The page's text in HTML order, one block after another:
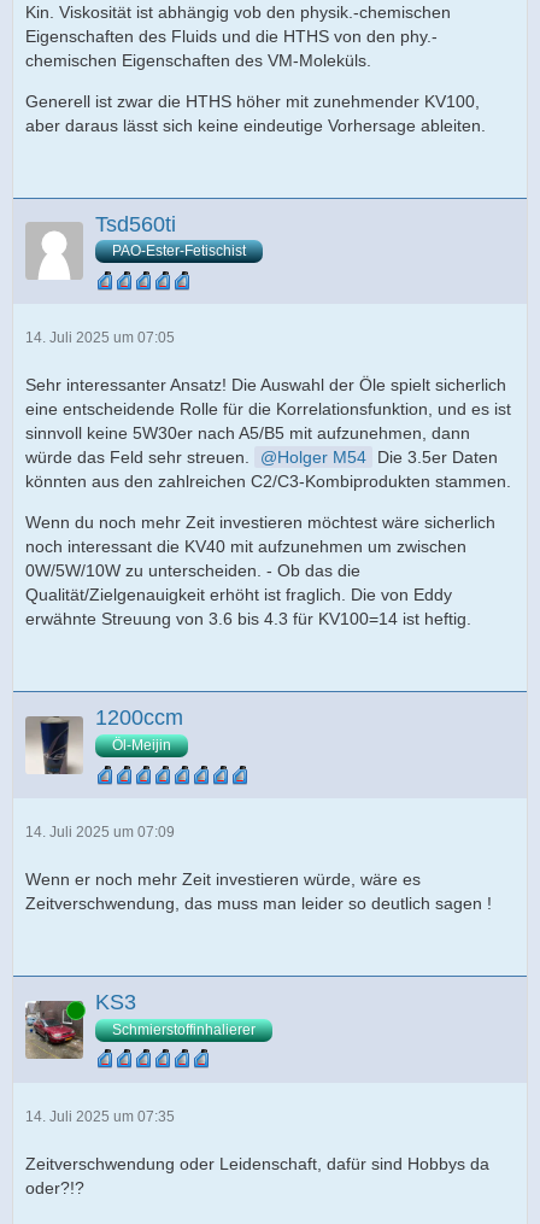
Kin. Viskosität ist abhängig vob den physik.-chemischen
Eigenschaften des Fluids und die HTHS von den phy.-
chemischen Eigenschaften des VM-Moleküls.
Generell ist zwar die HTHS höher mit zunehmender KV100,
aber daraus lässt sich keine eindeutige Vorhersage ableiten.
Tsd560ti
PAO-Ester-Fetischist
14. Juli 2025 um 07:05
Sehr interessanter Ansatz! Die Auswahl der Öle spielt sicherlich
eine entscheidende Rolle für die Korrelationsfunktion, und es ist
sinnvoll keine 5W30er nach A5/B5 mit aufzunehmen, dann
würde das Feld sehr streuen.
Holger M54
Die 3.5er Daten
könnten aus den zahlreichen C2/C3-Kombiprodukten stammen.
Wenn du noch mehr Zeit investieren möchtest wäre sicherlich
noch interessant die KV40 mit aufzunehmen um zwischen
0W/5W/10W zu unterscheiden. - Ob das die
Qualität/Zielgenauigkeit erhöht ist fraglich. Die von Eddy
erwähnte Streuung von 3.6 bis 4.3 für KV100=14 ist heftig.
1200ccm
Öl-Meijin
14. Juli 2025 um 07:09
Wenn er noch mehr Zeit investieren würde, wäre es
Zeitverschwendung, das muss man leider so deutlich sagen !
Online KS3
Schmierstoffinhalierer
14. Juli 2025 um 07:35
Zeitverschwendung oder Leidenschaft, dafür sind Hobbys da
oder?!?